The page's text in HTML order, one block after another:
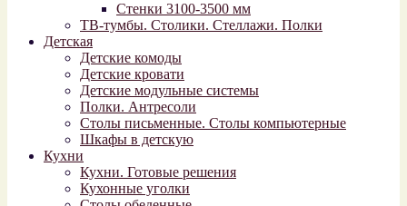
Стенки 3100-3500 мм
ТВ-тумбы. Столики. Стеллажи. Полки
Детская
Детские комоды
Детские кровати
Детские модульные системы
Полки. Антресоли
Столы письменные. Столы компьютерные
Шкафы в детскую
Кухни
Кухни. Готовые решения
Кухонные уголки